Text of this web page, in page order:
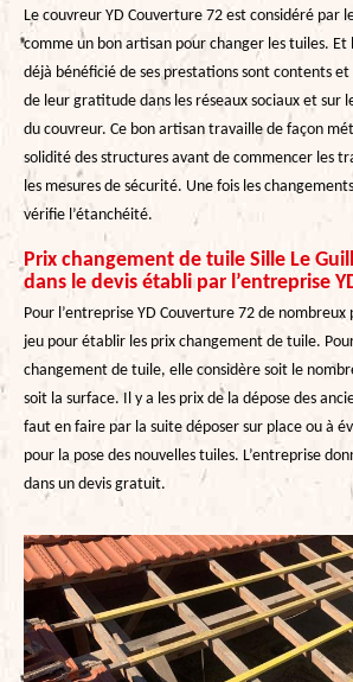
Le couvreur YD Couverture 72 est considéré par
comme un bon artisan pour changer les tuiles.
déjà bénéficié de ses prestations sont contents
de leur gratitude dans les réseaux sociaux et sur
du couvreur. Ce bon artisan travaille de façon
solidité des structures avant de commencer les
les mesures de sécurité. Une fois les
vérifie l’étanchéité.
Prix changement de tuile Sille Le
dans le devis établi par l’entreprise
Pour l’entreprise YD Couverture 72 de
jeu pour établir les prix changement de tuile.
changement de tuile, elle considère soit le
soit la surface. Il y a les prix de la dépose des
faut en faire par la suite déposer sur place ou à
pour la pose des nouvelles tuiles. L’entreprise
dans un devis gratuit.